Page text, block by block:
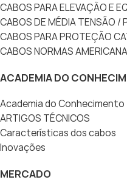
CABOS PARA ELEVAÇÃO E
CABOS DE MÉDIA TENSÃO /
CABOS PARA PROTEÇÃO
CABOS NORMAS
ACADEMIA DO
Academia do Conhecimento
ARTIGOS TÉCNICOS
Características dos cabos
Inovações
MERCADO